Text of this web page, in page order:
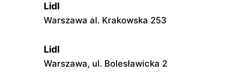
Lidl
Warszawa al. Krakowska 253
Lidl
Warszawa, ul. Bolesławicka 2